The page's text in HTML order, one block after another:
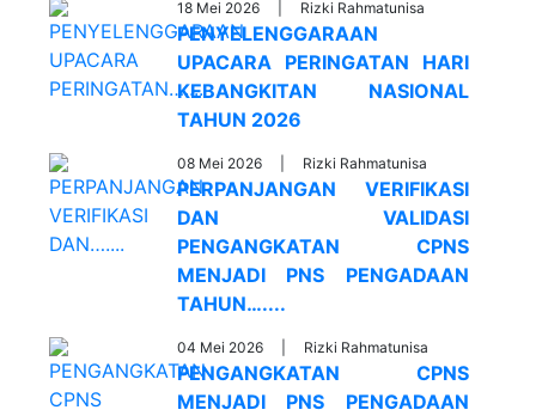
18 Mei 2026 | Rizki Rahmatunisa
PENYELENGGARAAN
UPACARA PERINGATAN HARI
KEBANGKITAN NASIONAL
TAHUN 2026
08 Mei 2026 | Rizki Rahmatunisa
PERPANJANGAN VERIFIKASI
DAN VALIDASI
PENGANGKATAN CPNS
MENJADI PNS PENGADAAN
TAHUN…....
04 Mei 2026 | Rizki Rahmatunisa
PENGANGKATAN CPNS
MENJADI PNS PENGADAAN